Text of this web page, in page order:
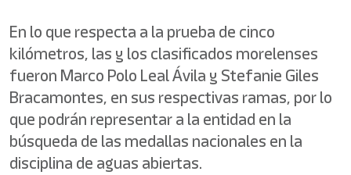
En lo que respecta a la prueba de cinco
kilómetros, las y los clasificados morelenses
fueron Marco Polo Leal Ávila y Stefanie Giles
Bracamontes, en sus respectivas ramas, por lo
que podrán representar a la entidad en la
búsqueda de las medallas nacionales en la
disciplina de aguas abiertas.